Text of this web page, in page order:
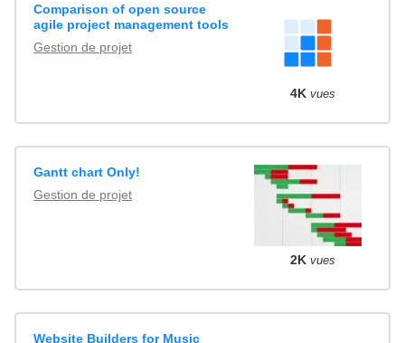
Comparison of open source
agile project management tools
Gestion de projet
4K vues
Gantt chart Only!
Gestion de projet
2K vues
Website Builders for Music